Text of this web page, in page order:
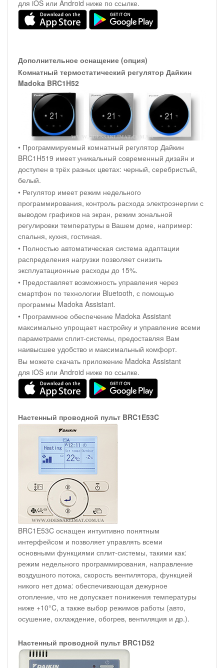
для iOS или Android ниже по ссылке.
Дополнительное оснащение (опция)
Комнатный термостатический регулятор Дайкин
Madoka BRC1H52
• Программируемый комнатный регулятор Дайкин
BRC1H519 имеет уникальный современный дизайн и
доступен в трёх разных цветах: черный, серебристый,
белый.
• Регулятор имеет режим недельного
программирования, контроль расхода электроэнергии с
выводом графиков на экран, режим зональной
регулировки температуры в Вашем доме, например:
спальня, кухня, гостиная.
• Полностью автоматическая система адаптации
распределения нагрузки позволяет снизить
эксплуатационные расходы до 15%.
• Предоставляет возможность управления через
смартфон по технологии Bluetooth, с помощью
программы Madoka Assistant.
• Программное обеспечение Madoka Assistant
максимально упрощает настройку и управление всеми
параметрами сплит-системы, предоставляя Вам
наивысшее удобство и максимальный комфорт.
Вы можете скачать приложение Madoka Assistant
для iOS или Android ниже по ссылке.
Настенный проводной пульт BRC1E53C
BRC1E53C оснащен интуитивно понятным
интерфейсом и позволяет управлять всеми
основными функциями сплит-системы, такими как:
режим недельного программирования, направление
воздушного потока, скорость вентилятора, функцией
никого нет дома: обеспечивающая дежурное
отопление, что не допускает понижения температуры
ниже +10°C, а также выбор режимов работы (авто,
осушение, охлаждение, обогрев, вентиляция и др.).
Настенный проводной пульт BRC1D52